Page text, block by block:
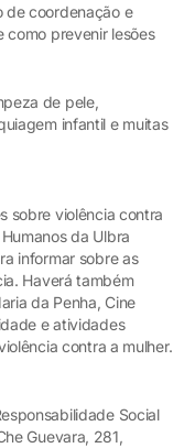
de coordenação e
como prevenir lesões
de pele,
infantil e muitas
sobre violência contra
da Ulbra
informar sobre as
Haverá também
da Penha, Cine
e atividades
contra a mulher.
Social
Guevara, 281,